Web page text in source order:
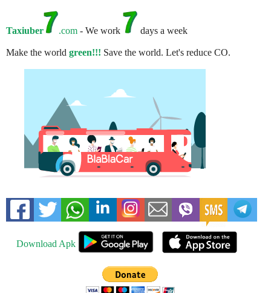
Taxiuber .com - We work days a week
Make the world green!!! Save the world. Let's reduce CO.
Download Apk